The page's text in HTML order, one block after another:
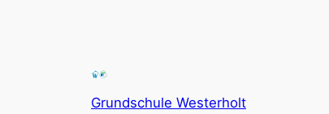
Grundschule Westerholt